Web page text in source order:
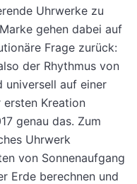
Uhrwerke zu
gehen dabei auf
Frage zurück:
der Rhythmus von
universell auf einer
Kreation
genau das. Zum
Uhrwerk
von Sonnenaufgang
Erde berechnen und